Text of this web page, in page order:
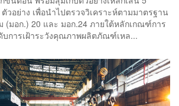
วอย่าง เพื่อนำไปตรวจวิเคราะห์ตามมาตรฐาน
มอก.) 20 และ มอก.24 ภายใต้หลักเกณฑ์การ
บการเฝ้าระวังคุณภาพผลิตภัณฑ์เหล...